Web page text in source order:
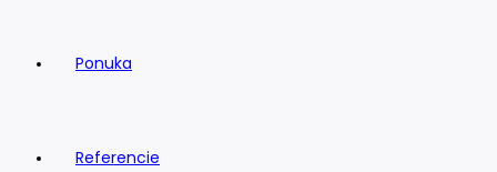
Ponuka
Referencie